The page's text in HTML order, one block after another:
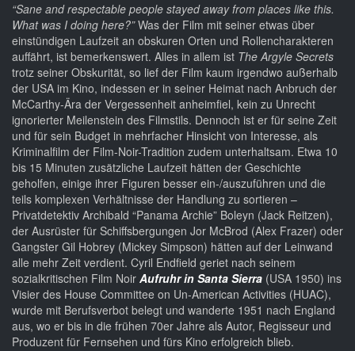
“Sane and respectable people stayed away from places like this.
What was I doing here?”Was der Film mit seiner etwas über
einstündigen Laufzeit an obskuren Orten und Rollencharakteren
auffährt, ist bemerkenswert. Alles in allem ist The Argyle Secrets
trotz seiner Obskurität, so lief der Film kaum irgendwo außerhalb
der USA im Kino, indessen er in seiner Heimat nach Anbruch der
McCarthy-Ära der Vergessenheit anheimfiel, kein zu Unrecht
ignorierter Meilenstein des Filmstils. Dennoch ist er für seine Zeit
und für sein Budget in mehrfacher Hinsicht von Interesse, als
Kriminalfilm der Film-Noir-Tradition zudem unterhaltsam. Etwa 10
bis 15 Minuten zusätzliche Laufzeit hätten der Geschichte
geholfen, einige ihrer Figuren besser ein-/auszuführen und die
teils komplexen Verhältnisse der Handlung zu sortieren –
Privatdetektiv Archibald “Panama Archie” Boleyn (Jack Reitzen),
der Ausrüster für Schiffsbergungen Jor McBrod (Alex Frazer) oder
Gangster Gil Hobrey (Mickey Simpson) hätten auf der Leinwand
alle mehr Zeit verdient. Cyril Endfield geriet nach seinem
sozialkritischen Film Noir Aufruhr in Santa Sierra (USA 1950) ins
Visier des House Committee on Un-American Activities (HUAC),
wurde mit Berufsverbot belegt und wanderte 1951 nach England
aus, wo er bis in die frühen 70er Jahre als Autor, Regisseur und
Produzent für Fernsehen und fürs Kino erfolgreich blieb.